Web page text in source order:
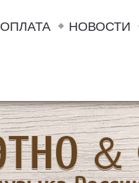
ОПЛАТА НОВОСТИ